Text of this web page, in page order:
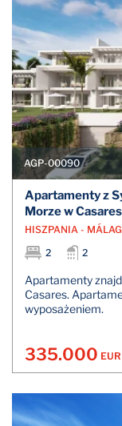
AGP-00090
Apartamenty z
Morze w Casares
HISZPANIA -
2
2
Apartamenty
Casares.
wyposażeniem.
335.000 EUR